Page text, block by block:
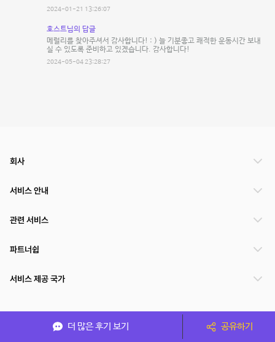
2024-01-21 13:26:07
호스트님의 답글
메럴리를 찾아주셔서 감사합니다! : ) 늘 기분좋고 쾌적한 운동시간 보내
실 수 있도록 준비하고 있겠습니다. 감사합니다!
2024-05-04 23:28:27
더 많은 후기 보기 공유하기
회사
서비스 안내
관련 서비스
파트너쉽
서비스 제공 국가
(주)NSPACE 사업자정보